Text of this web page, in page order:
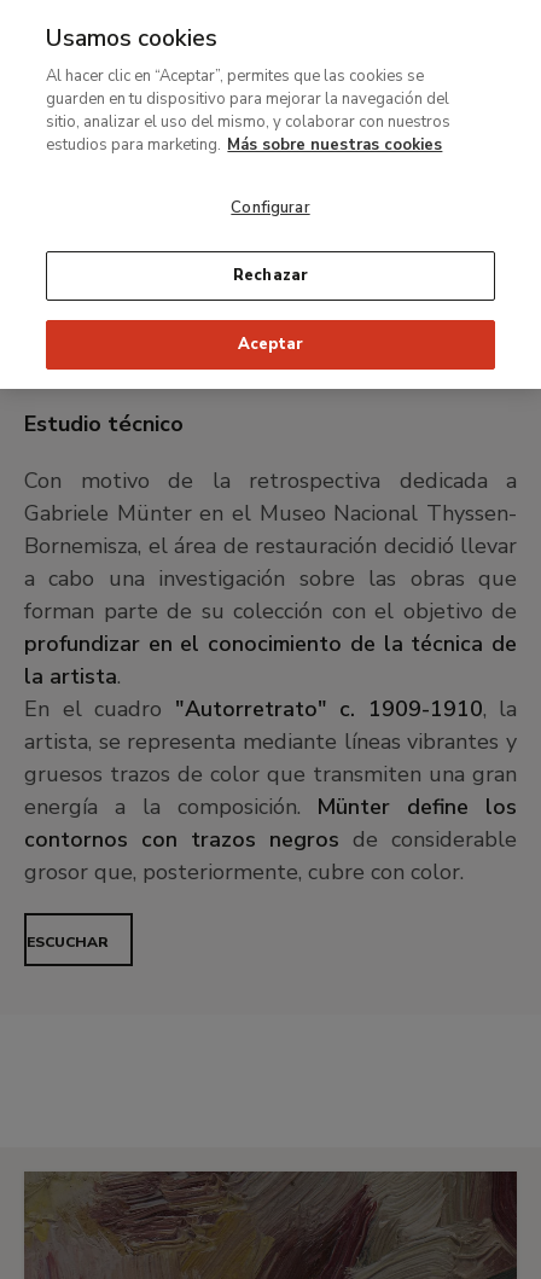
MENÚ
contenido
principal
Autorretratode
Gabriele Münter.
Estudio técnico
Estudio técnico
Con motivo de la retrospectiva dedicada a
Gabriele Münter en el Museo Nacional Thyssen-
Bornemisza, el área de restauración decidió llevar
a cabo una investigación sobre las obras que
forman parte de su colección con el objetivo de
profundizar en el conocimiento de la técnica de
la artista.
En el cuadro "Autorretrato" c. 1909-1910, la
artista, se representa mediante líneas vibrantes y
gruesos trazos de color que transmiten una gran
energía a la composición. Münter define los
contornos con trazos negros de considerable
grosor que, posteriormente, cubre con color.
ESCUCHAR
Usamos cookies
Al hacer clic en “Aceptar”, permites que las cookies se
guarden en tu dispositivo para mejorar la navegación del
sitio, analizar el uso del mismo, y colaborar con nuestros
estudios para marketing. Más sobre nuestras cookies
Configurar
Rechazar
Aceptar